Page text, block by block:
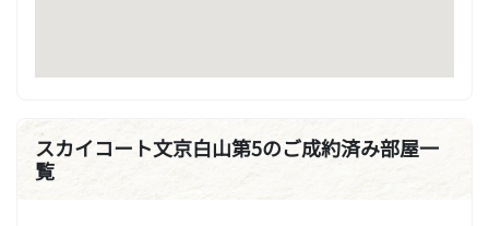
スカイコート文京白山第5のご成約済み部屋一
覧